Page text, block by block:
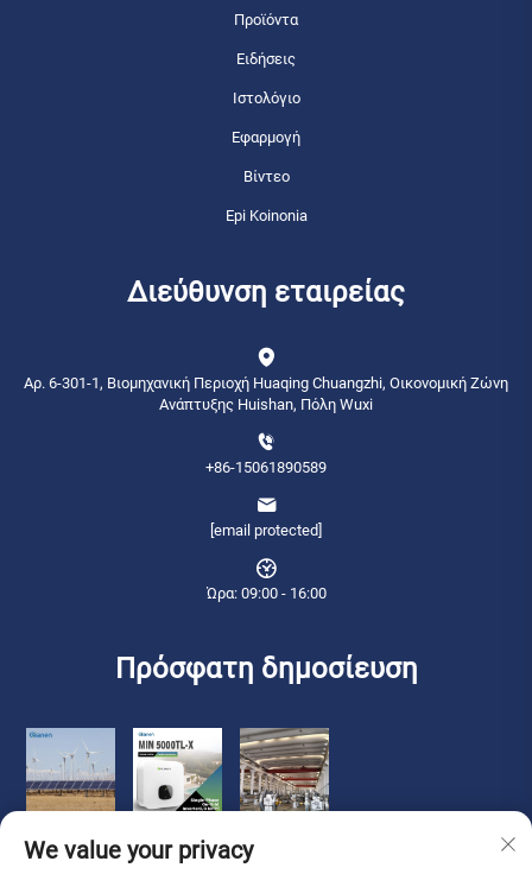
Προϊόντα
Ειδήσεις
Ιστολόγιο
Εφαρμογή
Βίντεο
Epi Koinonia
Διεύθυνση εταιρείας
Αρ. 6-301-1, Βιομηχανική Περιοχή Huaqing Chuangzhi, Οικονομική Ζώνη
Ανάπτυξης Huishan, Πόλη Wuxi
+86-15061890589
[email protected]
Ώρα: 09:00 - 16:00
Πρόσφατη δημοσίευση
We value your privacy